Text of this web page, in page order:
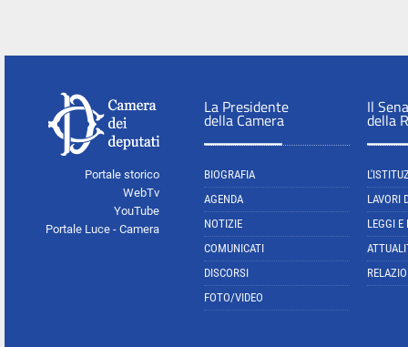
Portale storico
WebTv
YouTube
Portale Luce - Camera
La Presidente
della Camera
BIOGRAFIA
AGENDA
NOTIZIE
COMUNICATI
DISCORSI
FOTO/VIDEO
Il
della
LAVORI
LEGGI E